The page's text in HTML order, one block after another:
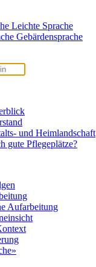
Leichte Sprache
Gebärdensprache
und Heimlandschaft
gute Pflegeplätze?
Aufarbeitung